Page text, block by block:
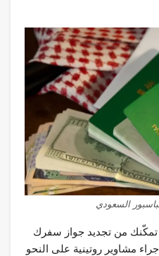
السعودي
تمكّنك من تجديد جواز سفرك
مشاوير روتينية على النحو